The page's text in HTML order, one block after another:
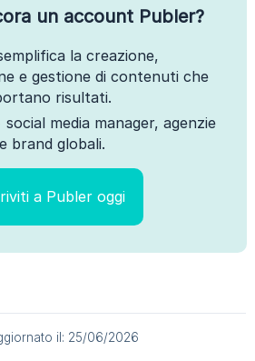
un account Publer?
la creazione,
e gestione di contenuti che
risultati.
media manager, agenzie
e brand globali.
a Publer oggi
il: 25/06/2026